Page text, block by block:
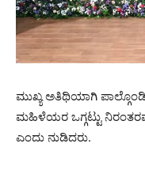
ಮುಖ್ಯ ಅತಿಥಿಯಾಗಿ
ಮಹಿಳೆಯರ ಒಗ್ಗಟ್ಟು
ಎಂದು ನುಡಿದರು.